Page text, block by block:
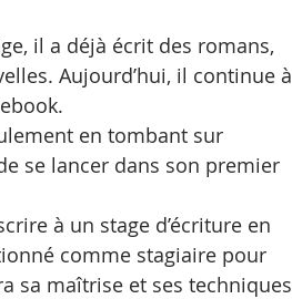
il a déjà écrit des romans,
Aujourd’hui, il continue à
en tombant sur
se lancer dans son premier
à un stage d’écriture en
comme stagiaire pour
sa maîtrise et ses techniques